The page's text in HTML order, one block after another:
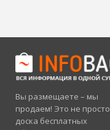
Вы размещаете – мы
продаем! Это не просто
доска бесплатных